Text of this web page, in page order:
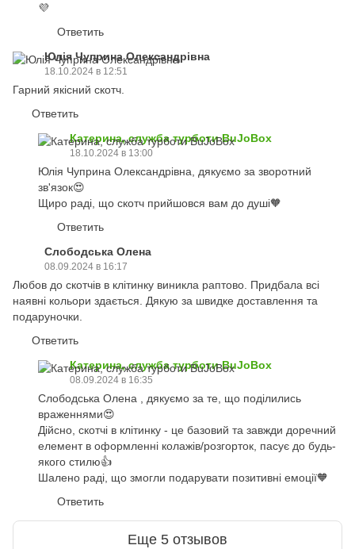
💜
Ответить
Юлія Чуприна Олександрівна
18.10.2024 в 12:51
Гарний якісний скотч.
Ответить
Катерина, служба турботи BuJoBox
18.10.2024 в 13:00
Юлія Чуприна Олександрівна, дякуємо за зворотний
зв'язок😍
Щиро раді, що скотч прийшовся вам до душі🧡
Ответить
Слободська Олена
08.09.2024 в 16:17
Любов до скотчів в клітинку виникла раптово. Придбала всі
наявні кольори здається. Дякую за швидке доставлення та
подаруночки.
Ответить
Катерина, служба турботи BuJoBox
08.09.2024 в 16:35
Слободська Олена , дякуємо за те, що поділились
враженнями😍
Дійсно, скотчі в клітинку - це базовий та завжди доречний
елемент в оформленні колажів/розгорток, пасує до будь-
якого стилю👍
Шалено раді, що змогли подарувати позитивні емоції🧡
Ответить
Еще 5 отзывов